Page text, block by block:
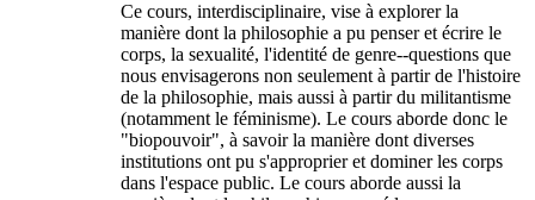
Ce cours, interdisciplinaire, vise à explorer la
manière dont la philosophie a pu penser et écrire le
corps, la sexualité, l'identité de genre--questions que
nous envisagerons non seulement à partir de l'histoire
de la philosophie, mais aussi à partir du militantisme
(notamment le féminisme). Le cours aborde donc le
"biopouvoir", à savoir la manière dont diverses
institutions ont pu s'approprier et dominer les corps
dans l'espace public. Le cours aborde aussi la